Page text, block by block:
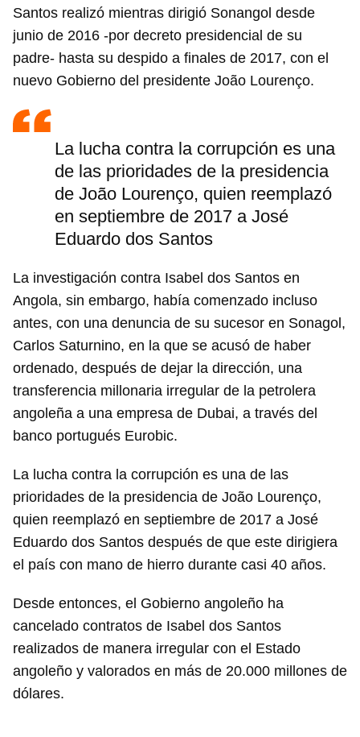
Santos realizó mientras dirigió Sonangol desde
junio de 2016 -por decreto presidencial de su
padre- hasta su despido a finales de 2017, con el
nuevo Gobierno del presidente João Lourenço.
La lucha contra la corrupción es una
de las prioridades de la presidencia
de João Lourenço, quien reemplazó
en septiembre de 2017 a José
Eduardo dos Santos
La investigación contra Isabel dos Santos en
Angola, sin embargo, había comenzado incluso
antes, con una denuncia de su sucesor en Sonagol,
Carlos Saturnino, en la que se acusó de haber
ordenado, después de dejar la dirección, una
transferencia millonaria irregular de la petrolera
angoleña a una empresa de Dubai, a través del
banco portugués Eurobic.
La lucha contra la corrupción es una de las
prioridades de la presidencia de João Lourenço,
quien reemplazó en septiembre de 2017 a José
Eduardo dos Santos después de que este dirigiera
el país con mano de hierro durante casi 40 años.
Desde entonces, el Gobierno angoleño ha
cancelado contratos de Isabel dos Santos
realizados de manera irregular con el Estado
angoleño y valorados en más de 20.000 millones de
dólares.